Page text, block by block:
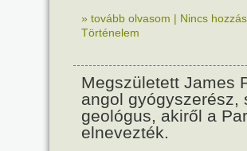
» tovább olvasom | Nincs
Történelem
Megszületett James
angol gyógyszerész,
geológus, akiről a
elnevezték.